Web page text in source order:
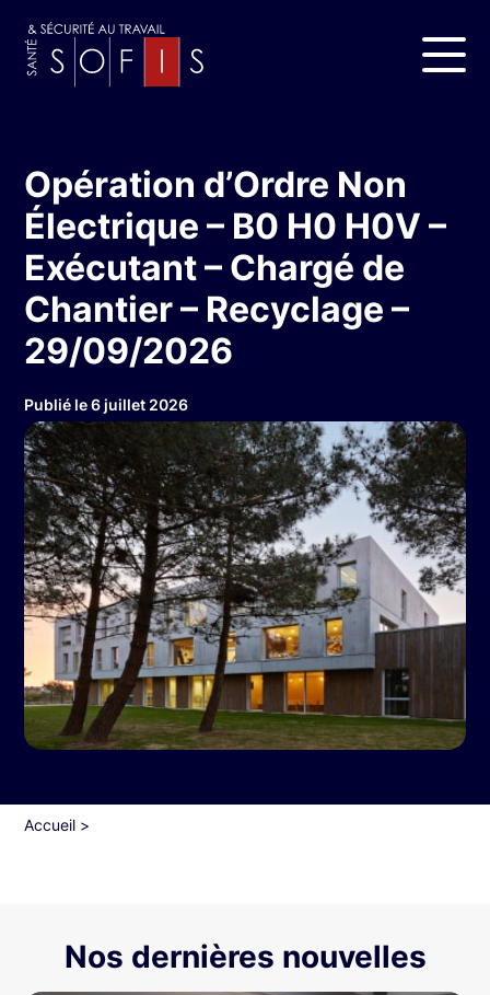
Opération d’Ordre Non
Électrique – B0 H0 H0V –
Exécutant – Chargé de
Chantier – Recyclage –
29/09/2026
Publié le 6 juillet 2026
Accueil >
Nos dernières nouvelles